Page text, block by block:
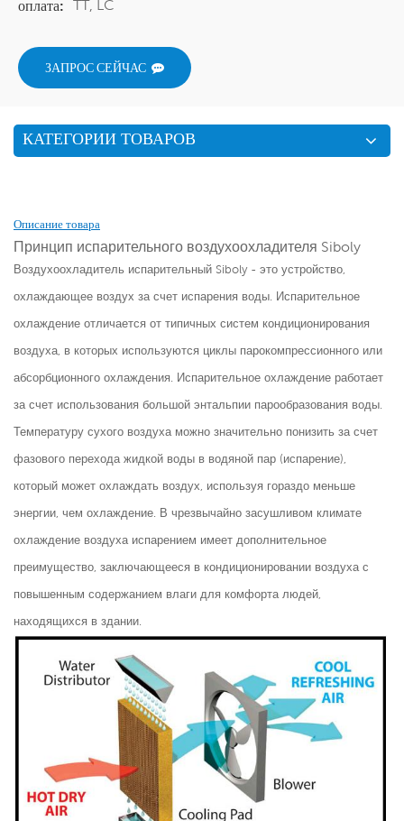
оплата: TT, LC
ЗАПРОС СЕЙЧАС
КАТЕГОРИИ ТОВАРОВ
Описание товара
Принцип испарительного воздухоохладителя Siboly
Воздухоохладитель испарительный Siboly - это устройство,
охлаждающее воздух за счет испарения воды. Испарительное
охлаждение отличается от типичных систем кондиционирования
воздуха, в которых используются циклы парокомпрессионного или
абсорбционного охлаждения. Испарительное охлаждение работает
за счет использования большой энтальпии парообразования воды.
Температуру сухого воздуха можно значительно понизить за счет
фазового перехода жидкой воды в водяной пар (испарение),
который может охлаждать воздух, используя гораздо меньше
энергии, чем охлаждение. В чрезвычайно засушливом климате
охлаждение воздуха испарением имеет дополнительное
преимущество, заключающееся в кондиционировании воздуха с
повышенным содержанием влаги для комфорта людей,
находящихся в здании.